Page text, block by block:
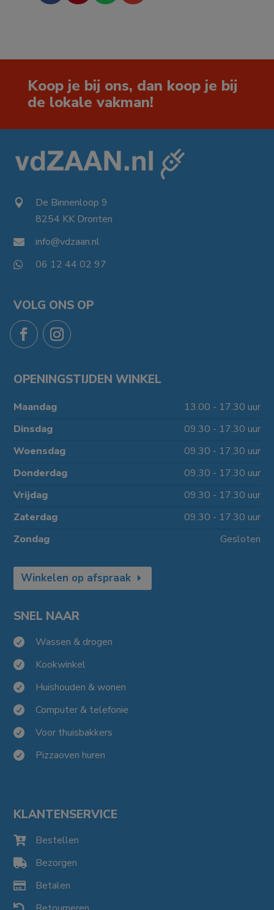
Koop je bij ons, dan koop je bij
de lokale vakman!
 De Binnenloop 9
8254 KK Dronten
 info@vdzaan.nl
 06 12 44 02 97
VOLG ONS OP
OPENINGSTIJDEN WINKEL
Maandag
13.00 - 17.30 uur
Dinsdag
09.30 - 17.30 uur
Woensdag
09.30 - 17.30 uur
Donderdag
09.30 - 17.30 uur
Vrijdag
09.30 - 17.30 uur
Zaterdag
09.30 - 17.30 uur
Zondag
Gesloten
Winkelen op afspraak
SNEL NAAR
 Wassen & drogen
 Kookwinkel
 Huishouden & wonen
 Computer & telefonie
 Voor thuisbakkers
 Pizzaoven huren
KLANTENSERVICE
 Bestellen
 Bezorgen
 Betalen